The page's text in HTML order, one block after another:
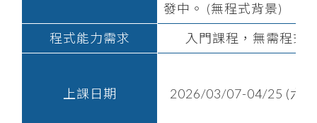
發中。 (無程式背景)
程式能力需求
入門課程，無需程式
上課日期 2026/03/07-04/25 (六)